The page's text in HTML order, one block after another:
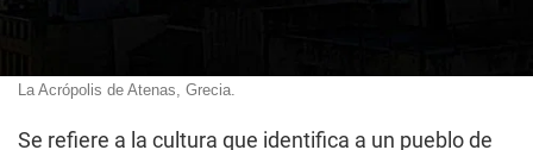
La Acrópolis de Atenas, Grecia.
Se refiere a la cultura que identifica a un pueblo de